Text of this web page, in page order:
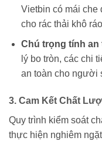
Vietbin có mái
cho rác thải khô
Chú trọng tính an
lý bo tròn, các chi
an toàn cho người
3. Cam Kết Chất
Quy trình kiểm soát
thực hiện nghiêm